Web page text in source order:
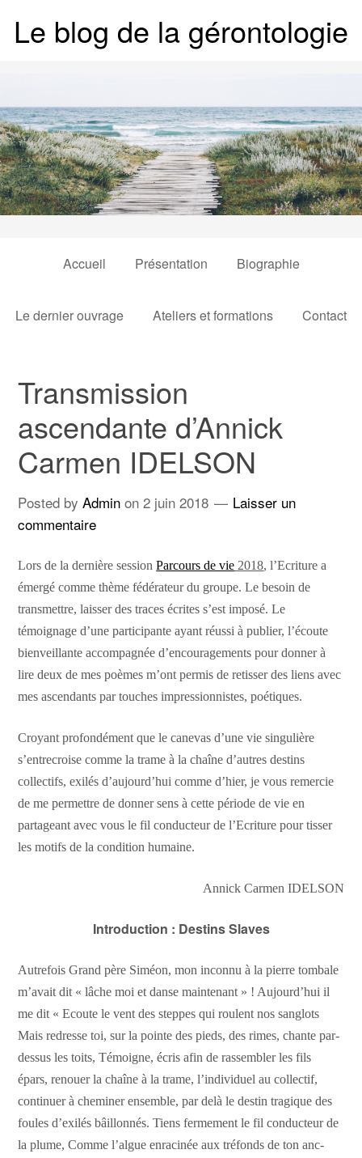
Le blog de la gérontologie
Accueil Présentation Biographie
Le dernier ouvrage Ateliers et formations Contact
Transmission
ascendante d’Annick
Carmen IDELSON
Posted byAdmin on2 juin 2018
Laisser un
commentaire
Lors de la dernière sessionParcours de vie 2018, l’Ecriture a
émergé comme thème fédérateur du groupe. Le besoin de
transmettre, laisser des traces écrites s’est imposé. Le
témoignage d’une participante ayant réussi à publier, l’écoute
bienveillante accompagnée d’encouragements pour donner à
lire deux de mes poèmes m’ont permis de retisser des liens avec
mes ascendants par touches impressionnistes, poétiques.
Croyant profondément que le canevas d’une vie singulière
s’entrecroise comme la trame à la chaîne d’autres destins
collectifs, exilés d’aujourd’hui comme d’hier, je vous remercie
de me permettre de donner sens à cette période de vie en
partageant avec vous le fil conducteur de l’Ecriture pour tisser
les motifs de la condition humaine.
Annick Carmen IDELSON
Introduction : Destins Slaves
Autrefois Grand père Siméon, mon inconnu à la pierre tombale
m’avait dit « lâche moi et danse maintenant » ! Aujourd’hui il
me dit « Ecoute le vent des steppes qui roulent nos sanglots
Mais redresse toi, sur la pointe des pieds, des rimes, chante par-
dessus les toits, Témoigne, écris afin de rassembler les fils
épars, renouer la chaîne à la trame, l’individuel au collectif,
continuer à cheminer ensemble, par delà le destin tragique des
foules d’exilés bâillonnés. Tiens fermement le fil conducteur de
la plume, Comme l’algue enracinée aux tréfonds de ton anc-